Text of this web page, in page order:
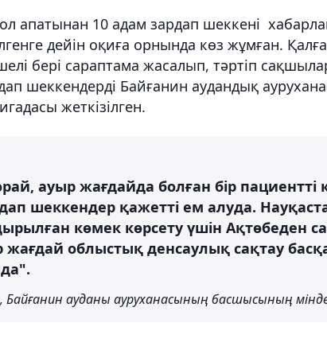
апатынан 10 адам зардап шеккені
дейін оқиға орнында көз жұмған.
бері сараптама жасалып, тәртіп
шеккендерді Байғанин аудандық
жеткізілген.
ауыр жағдайда болған бір
шеккендер қажетті ем алуда.
көмек көрсету үшін Ақтөбеден
жағдай облыстық денсаулық сақтау
Байғанин ауданы ауруханасының басшысының